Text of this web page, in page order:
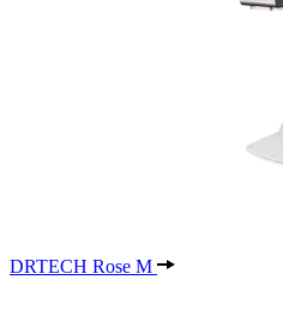
DRTECH Rose M